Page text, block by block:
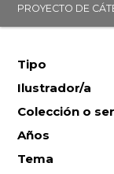
PROYECTO DE
Tipo
Ilustrador/a
Colección o
Años
Tema